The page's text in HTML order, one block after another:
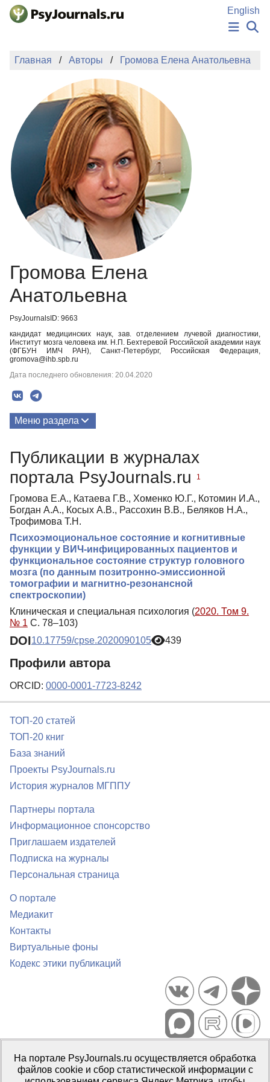
Перейти к основному содержанию
English
НОВОСТИ
АВТОРЫ
ПОДАТЬ РУКОПИСЬ
БАЗА ЗНАНИЙ
КЛЮЧЕВЫЕ СЛОВА
Регистрация
Главная Авторы Громова Елена Анатольевна
Громова Елена
Анатольевна
PsyJournalsID: 9663
кандидат медицинских наук, зав. отделением лучевой диагностики,
Институт мозга человека им. Н.П. Бехтеревой Российской академии наук
(ФГБУН ИМЧ РАН), Санкт-Петербург, Российская Федерация,
gromova@ihb.spb.ru
Дата последнего обновления: 20.04.2020
Меню раздела
Публикации в журналах
портала PsyJournals.ru
1
Громова Е.А., Катаева Г.В., Хоменко Ю.Г., Котомин И.А.,
Богдан А.А., Косых А.В., Рассохин В.В., Беляков Н.А.,
Трофимова Т.Н.
Психоэмоциональное состояние и когнитивные
функции у ВИЧ-инфицированных пациентов и
функциональное состояние структур головного
мозга (по данным позитронно-эмиссионной
томографии и магнитно-резонансной
спектроскопии)
Клиническая и специальная психология (2020. Том 9.
№ 1 С. 78–103)
DOI10.17759/cpse.2020090105 439
Профили автора
ORCID: 0000-0001-7723-8242
ТОП-20 статей
ТОП-20 книг
База знаний
Проекты PsyJournals.ru
История журналов МГППУ
Партнеры портала
Информационное спонсорство
Приглашаем издателей
Подписка на журналы
Персональная страница
О портале
Медиакит
Контакты
Виртуальные фоны
Кодекс этики публикаций
Портал психологических изданий PsyJournals.ru, 2007–2026
Правила использования материалов
Свидетельство регистрации СМИЭл № ФС77-66447 от 14 июля
На портале PsyJournals.ru осуществляется обработка
файлов cookie и сбор статистической информации с